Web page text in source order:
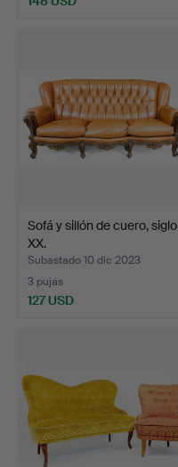
Sofá y sillón de cuero, siglo
XX.
Subastado 10 dic 2023
3 pujas
127 USD